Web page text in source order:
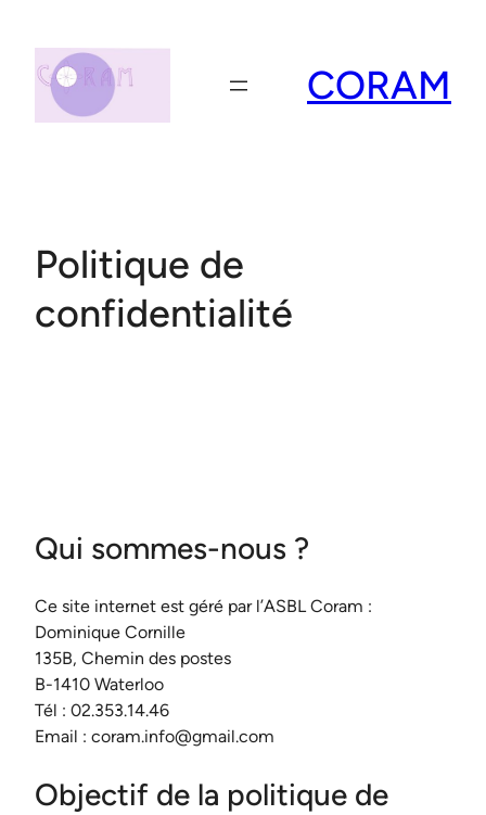
contenu
CORAM
Politique de
confidentialité
Qui sommes-nous ?
Ce site internet est géré par l’ASBL Coram :
Dominique Cornille
135B, Chemin des postes
B-1410 Waterloo
Tél : 02.353.14.46
Email : coram.info@gmail.com
Objectif de la politique de